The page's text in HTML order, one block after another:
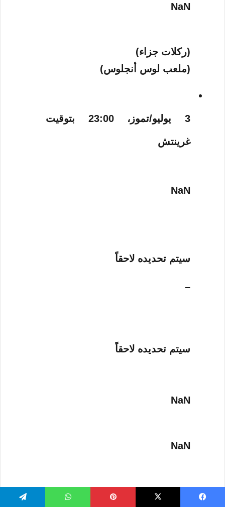
NaN
(ركلات جزاء)
(ملعب لوس أنجلوس)
3 يوليو/تموز، 23:00 بتوقيت
غرينتش
NaN
سيتم تحديده لاحقاً
–
سيتم تحديده لاحقاً
NaN
NaN